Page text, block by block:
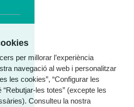
per millorar l’experiència
navegació al web i personalitzar
les cookies”, “Configurar les
les totes” (excepte les
Consulteu la nostra